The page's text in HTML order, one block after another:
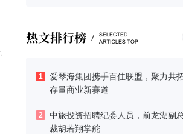
1
爱琴海集团携手百佳联盟，聚力共
存量商业新赛道
2
中旅投资招聘纪委人员，前龙湖副
裁胡若翔掌舵